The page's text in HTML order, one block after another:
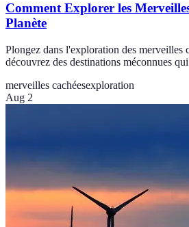
Comment Explorer les
Planète
Plongez dans l'exploration des merveilles
découvrez des destinations méconnues
merveilles cachéesexploration
Aug 2